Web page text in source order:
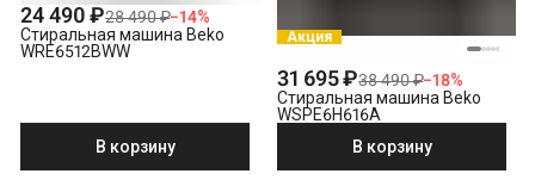
24 490 ₽28 490 ₽−14%
Стиральная машина Beko
WRE6512BWW
В корзину
Акция
31 695 ₽38 490 ₽−18%
Стиральная машина Beko
WSPE6H616A
В корзину